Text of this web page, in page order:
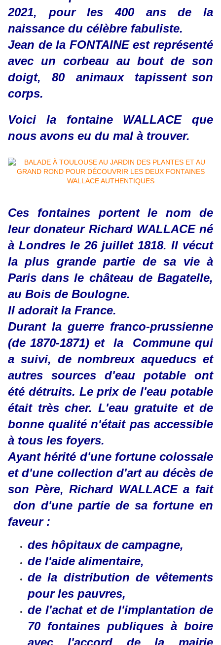
2021, pour les 400 ans de la
naissance du célèbre fabuliste.
Jean de la FONTAINE est représenté
avec un corbeau au bout de son
doigt, 80 animaux tapissent son
corps.
Voici la fontaine WALLACE que
nous avons eu du mal à trouver.
Ces fontaines portent le nom de
leur donateur Richard WALLACE né
à Londres le 26 juillet 1818. Il vécut
la plus grande partie de sa vie à
Paris dans le château de Bagatelle,
au Bois de Boulogne.
Il adorait la France.
Durant la guerre franco-prussienne
(de 1870-1871) et la Commune qui
a suivi, de nombreux aqueducs et
autres sources d'eau potable ont
été détruits. Le prix de l'eau potable
était très cher. L'eau gratuite et de
bonne qualité n'était pas accessible
à tous les foyers.
Ayant hérité d'une fortune colossale
et d'une collection d'art au décès de
son Père, Richard WALLACE a fait
don d'une partie de sa fortune en
faveur :
des hôpitaux de campagne,
de l'aide alimentaire,
de la distribution de vêtements
pour les pauvres,
de l'achat et de l'implantation de
70 fontaines publiques à boire